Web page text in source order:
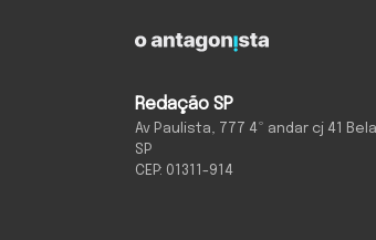
Redação SP
Av Paulista, 777 4º andar cj 41
SP
CEP: 01311-914